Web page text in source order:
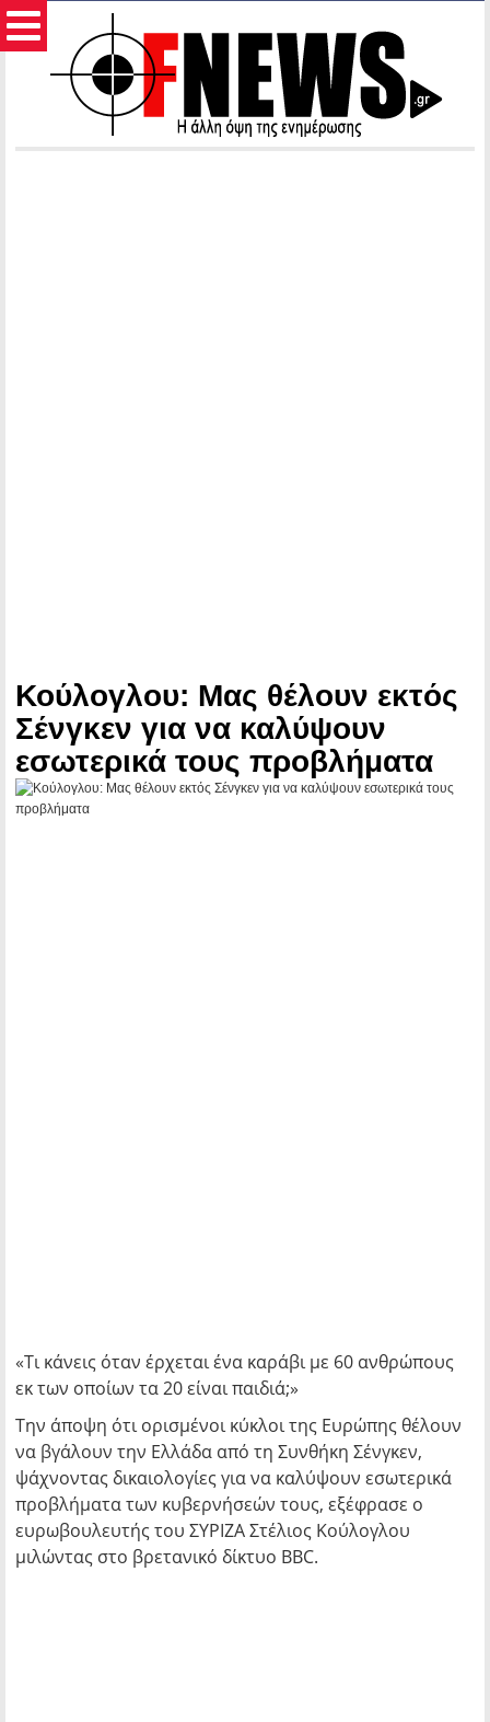
Κούλογλου: Μας θέλουν εκτός
Σένγκεν για να καλύψουν
εσωτερικά τους προβλήματα
«Τι κάνεις όταν έρχεται ένα καράβι με 60 ανθρώπους
εκ των οποίων τα 20 είναι παιδιά;»
Την άποψη ότι ορισμένοι κύκλοι της Ευρώπης θέλουν
να βγάλουν την Ελλάδα από τη Συνθήκη Σένγκεν,
ψάχνοντας δικαιολογίες για να καλύψουν εσωτερικά
προβλήματα των κυβερνήσεών τους, εξέφρασε ο
ευρωβουλευτής του ΣΥΡΙΖΑ Στέλιος Κούλογλου
μιλώντας στο βρετανικό δίκτυο BBC.